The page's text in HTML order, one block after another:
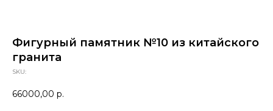
Фигурный памятник №10 из китайского
гранита
SKU:
66000,00 р.